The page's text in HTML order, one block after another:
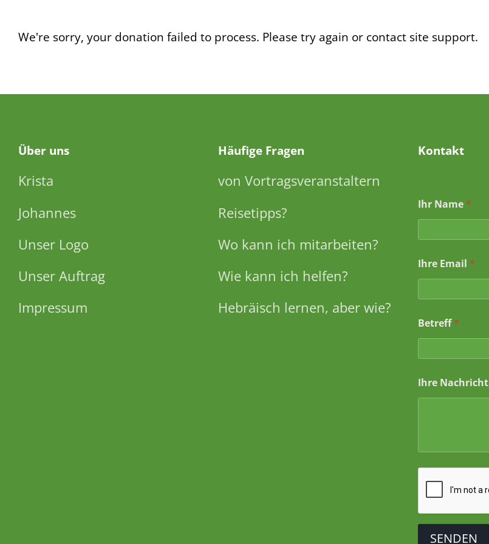
We're sorry, your donation failed to process. Please try again or contact site support.
Über uns
Krista
Johannes
Unser Logo
Unser Auftrag
Impressum
Häufige Fragen
von Vortragsveranstaltern
Reisetipps?
Wo kann ich mitarbeiten?
Wie kann ich helfen?
Hebräisch lernen, aber wie?
Kontakt
Ihr Name *
Ihre Email *
Betreff*
a
c
h
t
m
e
N
Ihre Nachricht
SENDEN